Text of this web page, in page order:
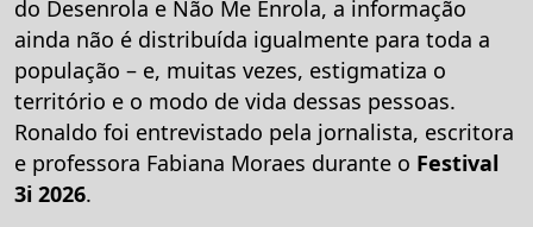
do Desenrola e Não Me Enrola, a informação
ainda não é distribuída igualmente para toda a
população – e, muitas vezes, estigmatiza o
território e o modo de vida dessas pessoas.
Ronaldo foi entrevistado pela jornalista, escritora
e professora Fabiana Moraes durante o Festival
3i 2026.